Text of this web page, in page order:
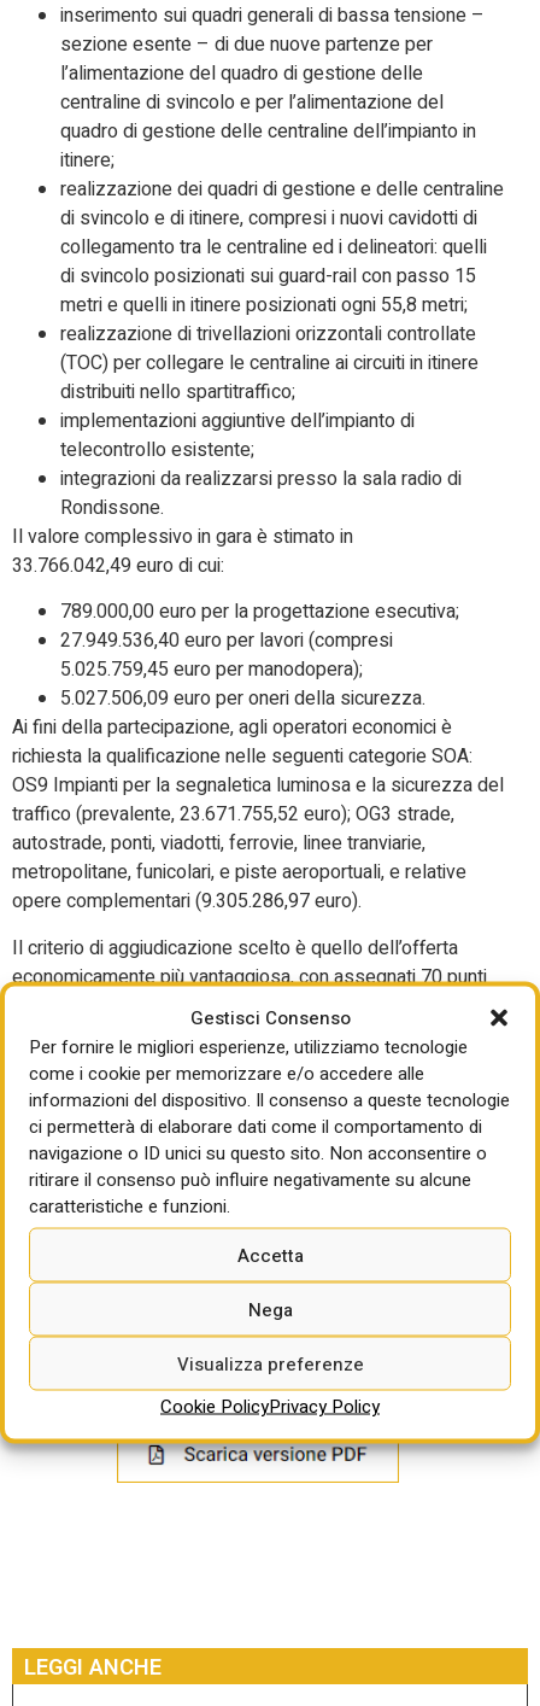
Gestisci Consenso
Per fornire le migliori esperienze, utilizziamo tecnologie
come i cookie per memorizzare e/o accedere alle
informazioni del dispositivo. Il consenso a queste tecnologie
ci permetterà di elaborare dati come il comportamento di
navigazione o ID unici su questo sito. Non acconsentire o
ritirare il consenso può influire negativamente su alcune
caratteristiche e funzioni.
Accetta
Nega
Visualizza preferenze
Cookie PolicyPrivacy Policy
inserimento sui quadri generali di bassa tensione –
sezione esente – di due nuove partenze per
l’alimentazione del quadro di gestione delle
centraline di svincolo e per l’alimentazione del
quadro di gestione delle centraline dell’impianto in
itinere;
realizzazione dei quadri di gestione e delle centraline
di svincolo e di itinere, compresi i nuovi cavidotti di
collegamento tra le centraline ed i delineatori: quelli
di svincolo posizionati sui guard-rail con passo 15
metri e quelli in itinere posizionati ogni 55,8 metri;
realizzazione di trivellazioni orizzontali controllate
(TOC) per collegare le centraline ai circuiti in itinere
distribuiti nello spartitraffico;
implementazioni aggiuntive dell’impianto di
telecontrollo esistente;
integrazioni da realizzarsi presso la sala radio di
Rondissone.
Il valore complessivo in gara è stimato in
33.766.042,49 euro di cui:
789.000,00 euro per la progettazione esecutiva;
27.949.536,40 euro per lavori (compresi
5.025.759,45 euro per manodopera);
5.027.506,09 euro per oneri della sicurezza.
Ai fini della partecipazione, agli operatori economici è
richiesta la qualificazione nelle seguenti categorie SOA:
OS9 Impianti per la segnaletica luminosa e la sicurezza del
traffico (prevalente, 23.671.755,52 euro); OG3 strade,
autostrade, ponti, viadotti, ferrovie, linee tranviarie,
metropolitane, funicolari, e piste aeroportuali, e relative
opere complementari (9.305.286,97 euro).
Il criterio di aggiudicazione scelto è quello dell’offerta
economicamente più vantaggiosa, con assegnati 70 punti
per l’offerta tecnica e 30 punti per l’offerta economica,
secondo le modalità che saranno indicate nella lettera di
invito.
Riguardo alle tempistiche contrattuali, sono previsti 90
giorni per la redazione della progettazione esecutiva e 962
giorni per l’esecuzione dei lavori.
Termine per la partecipazione:
https://satapweb.acquistitelematici.it/tender/354
LEGGI ANCHE